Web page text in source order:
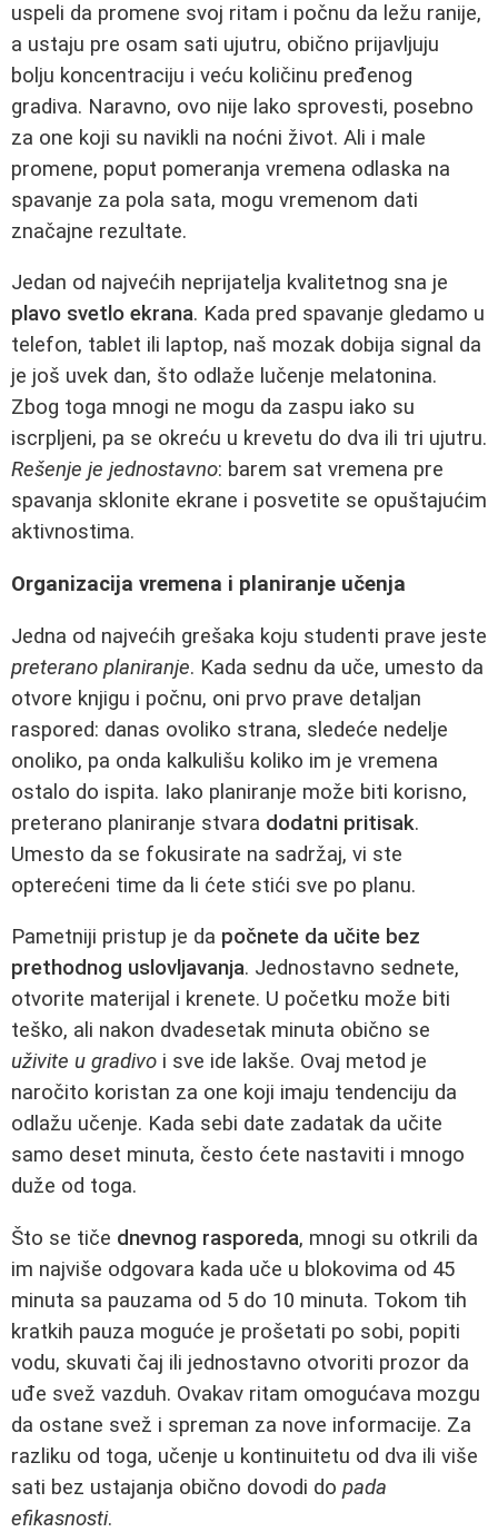
uspeli da promene svoj ritam i počnu da ležu ranije,
a ustaju pre osam sati ujutru, obično prijavljuju
bolju koncentraciju i veću količinu pređenog
gradiva. Naravno, ovo nije lako sprovesti, posebno
za one koji su navikli na noćni život. Ali i male
promene, poput pomeranja vremena odlaska na
spavanje za pola sata, mogu vremenom dati
značajne rezultate.
Jedan od najvećih neprijatelja kvalitetnog sna je
plavo svetlo ekrana. Kada pred spavanje gledamo u
telefon, tablet ili laptop, naš mozak dobija signal da
je još uvek dan, što odlaže lučenje melatonina.
Zbog toga mnogi ne mogu da zaspu iako su
iscrpljeni, pa se okreću u krevetu do dva ili tri ujutru.
Rešenje je jednostavno: barem sat vremena pre
spavanja sklonite ekrane i posvetite se opuštajućim
aktivnostima.
Organizacija vremena i planiranje učenja
Jedna od najvećih grešaka koju studenti prave jeste
preterano planiranje. Kada sednu da uče, umesto da
otvore knjigu i počnu, oni prvo prave detaljan
raspored: danas ovoliko strana, sledeće nedelje
onoliko, pa onda kalkulišu koliko im je vremena
ostalo do ispita. Iako planiranje može biti korisno,
preterano planiranje stvara dodatni pritisak.
Umesto da se fokusirate na sadržaj, vi ste
opterećeni time da li ćete stići sve po planu.
Pametniji pristup je da počnete da učite bez
prethodnog uslovljavanja. Jednostavno sednete,
otvorite materijal i krenete. U početku može biti
teško, ali nakon dvadesetak minuta obično se
uživite u gradivo i sve ide lakše. Ovaj metod je
naročito koristan za one koji imaju tendenciju da
odlažu učenje. Kada sebi date zadatak da učite
samo deset minuta, često ćete nastaviti i mnogo
duže od toga.
Što se tiče dnevnog rasporeda, mnogi su otkrili da
im najviše odgovara kada uče u blokovima od 45
minuta sa pauzama od 5 do 10 minuta. Tokom tih
kratkih pauza moguće je prošetati po sobi, popiti
vodu, skuvati čaj ili jednostavno otvoriti prozor da
uđe svež vazduh. Ovakav ritam omogućava mozgu
da ostane svež i spreman za nove informacije. Za
razliku od toga, učenje u kontinuitetu od dva ili više
sati bez ustajanja obično dovodi do pada
efikasnosti.